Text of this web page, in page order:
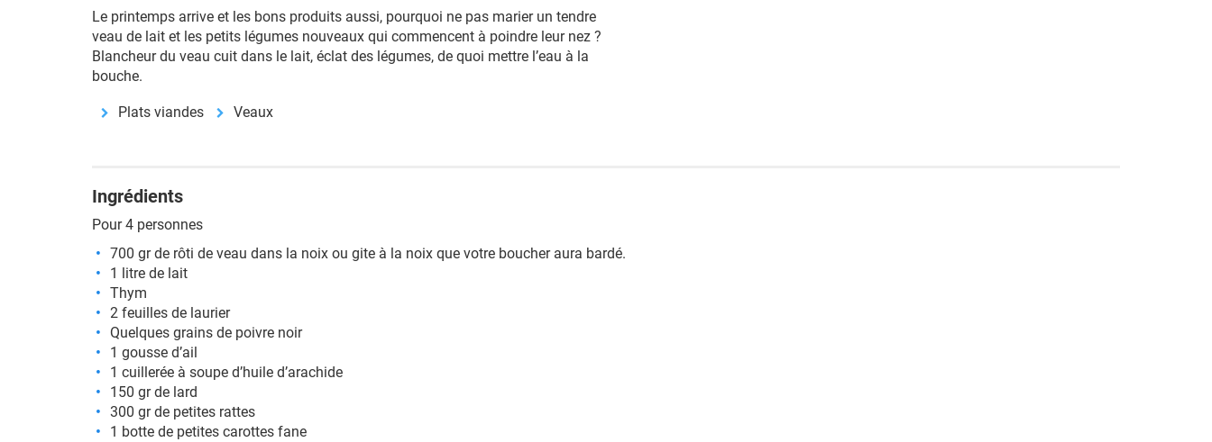
Le printemps arrive et les bons produits aussi, pourquoi ne pas marier un tendre
veau de lait et les petits légumes nouveaux qui commencent à poindre leur nez ?
Blancheur du veau cuit dans le lait, éclat des légumes, de quoi mettre l’eau à la
bouche.
Plats viandes Veaux
Ingrédients
Pour 4 personnes
700 gr de rôti de veau dans la noix ou gite à la noix que votre boucher aura bardé.
1 litre de lait
Thym
2 feuilles de laurier
Quelques grains de poivre noir
1 gousse d’ail
1 cuillerée à soupe d’huile d’arachide
150 gr de lard
300 gr de petites rattes
1 botte de petites carottes fane